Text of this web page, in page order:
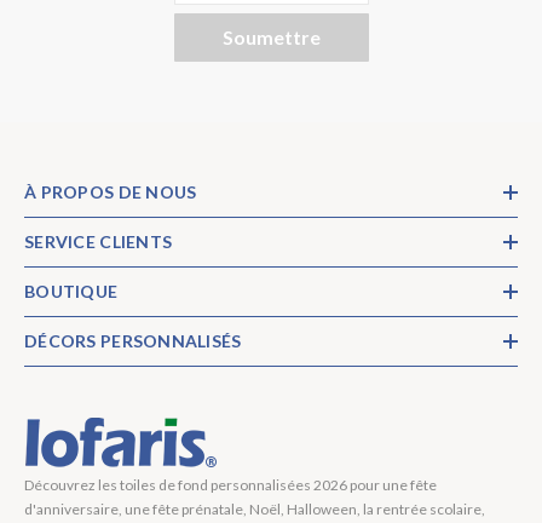
Soumettre
À PROPOS DE NOUS
SERVICE CLIENTS
BOUTIQUE
DÉCORS PERSONNALISÉS
Découvrez les toiles de fond personnalisées 2026 pour une fête
d'anniversaire, une fête prénatale, Noël, Halloween, la rentrée scolaire,